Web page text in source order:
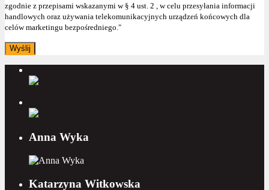
zgodnie z przepisami wskazanymi w § 4 ust. 2 , w celu przesyłania informacji
handlowych oraz używania telekomunikacyjnych urządzeń końcowych dla
celów marketingu bezpośredniego."
Anna Wyka
Katarzyna Witkowska